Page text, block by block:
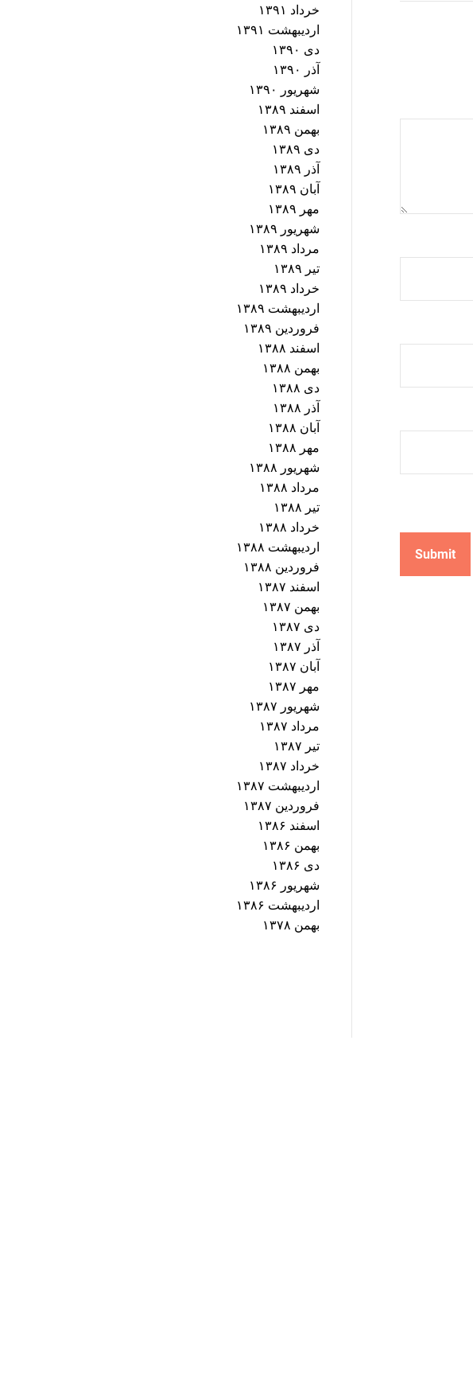
خرداد ۱۳۹۱
اردیبهشت ۱۳۹۱
دی ۱۳۹۰
آذر ۱۳۹۰
شهریور ۱۳۹۰
اسفند ۱۳۸۹
بهمن ۱۳۸۹
دی ۱۳۸۹
آذر ۱۳۸۹
آبان ۱۳۸۹
مهر ۱۳۸۹
شهریور ۱۳۸۹
مرداد ۱۳۸۹
تیر ۱۳۸۹
خرداد ۱۳۸۹
اردیبهشت ۱۳۸۹
فروردین ۱۳۸۹
اسفند ۱۳۸۸
بهمن ۱۳۸۸
دی ۱۳۸۸
آذر ۱۳۸۸
آبان ۱۳۸۸
مهر ۱۳۸۸
شهریور ۱۳۸۸
مرداد ۱۳۸۸
تیر ۱۳۸۸
خرداد ۱۳۸۸
اردیبهشت ۱۳۸۸
فروردین ۱۳۸۸
اسفند ۱۳۸۷
بهمن ۱۳۸۷
دی ۱۳۸۷
آذر ۱۳۸۷
آبان ۱۳۸۷
مهر ۱۳۸۷
شهریور ۱۳۸۷
مرداد ۱۳۸۷
تیر ۱۳۸۷
خرداد ۱۳۸۷
اردیبهشت ۱۳۸۷
فروردین ۱۳۸۷
اسفند ۱۳۸۶
بهمن ۱۳۸۶
دی ۱۳۸۶
شهریور ۱۳۸۶
اردیبهشت ۱۳۸۶
بهمن ۱۳۷۸